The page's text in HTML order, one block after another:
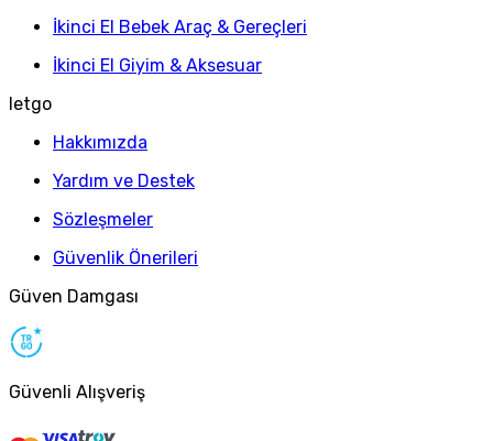
İkinci El Bebek Araç & Gereçleri
İkinci El Giyim & Aksesuar
letgo
Hakkımızda
Yardım ve Destek
Sözleşmeler
Güvenlik Önerileri
Güven Damgası
Güvenli Alışveriş